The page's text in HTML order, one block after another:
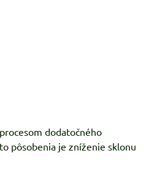
dodatočného
pôsobenia je zníženie sklonu